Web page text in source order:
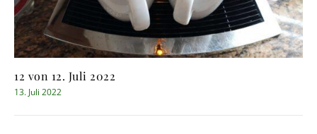
12 von 12. Juli 2022
13. Juli 2022